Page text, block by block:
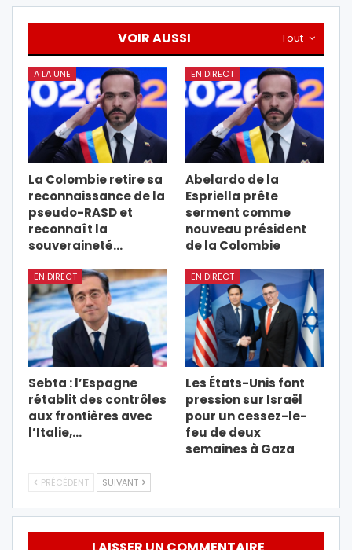
Tout
VOIR AUSSI
A LA UNE
La Colombie retire sa
reconnaissance de la
pseudo-RASD et
reconnaît la
souveraineté…
EN DIRECT
Abelardo de la
Espriella prête
serment comme
nouveau président
de la Colombie
EN DIRECT
Sebta : l’Espagne
rétablit des contrôles
aux frontières avec
l’Italie,…
EN DIRECT
Les États-Unis font
pression sur Israël
pour un cessez-le-
feu de deux
semaines à Gaza
PRÉCÉDENT SUIVANT